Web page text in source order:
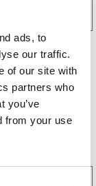
ads, to
our traffic.
of our site with
partners who
you’ve
from your use